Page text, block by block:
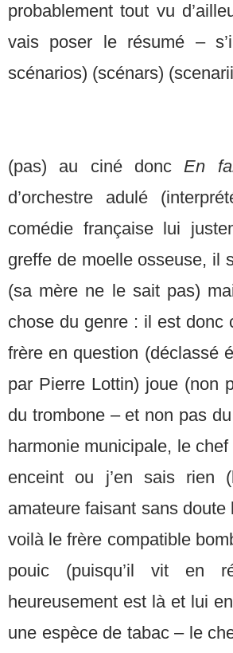
probablement tout vu
vais poser le résumé –
scénarios) (scénars)
(pas) au ciné doncEn
d’orchestre adulé
comédie française lui
greffe de moelle osseuse, il
(sa mère ne le sait pas)
chose du genre : il est donc
frère en question (déclassé
par Pierre Lottin) joue (non
du trombone – et non pas
harmonie municipale, le
enceint ou j’en sais rien
amateure faisant sans
voilà le frère compatible
pouic (puisqu’il vit en
heureusement est là et lui
une espèce de tabac – le